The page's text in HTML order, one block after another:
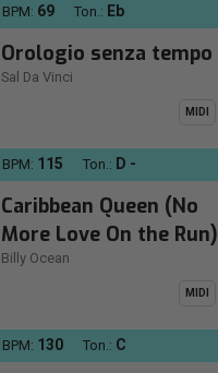
BPM: 69 Ton.: Eb
Orologio senza tempo
Sal Da Vinci
MIDI
BPM: 115 Ton.: D -
Caribbean Queen (No
More Love On the Run)
Billy Ocean
MIDI
BPM: 130 Ton.: C